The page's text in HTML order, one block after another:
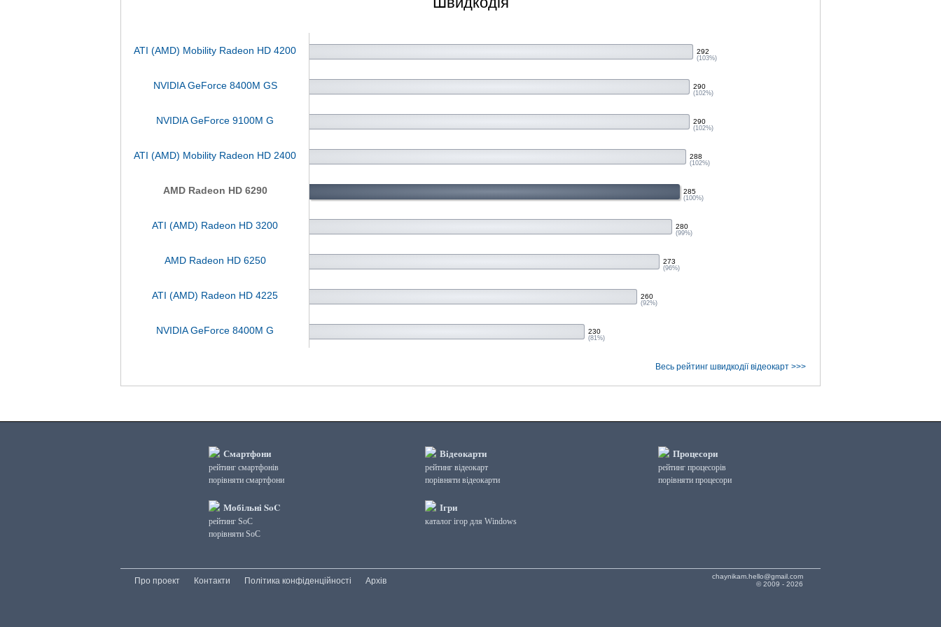
ATI (AMD) Mobility Radeon HD 4200 292
(103%)
NVIDIA GeForce 8400M GS 290
(102%)
NVIDIA GeForce 9100M G 290
(102%)
ATI (AMD) Mobility Radeon HD 2400 288
(102%)
AMD Radeon HD 6290 285
(100%)
ATI (AMD) Radeon HD 3200 280
(99%)
AMD Radeon HD 6250 273
(96%)
ATI (AMD) Radeon HD 4225 260
(92%)
NVIDIA GeForce 8400M G 230
(81%)
Весь рейтинг швидкодії відеокарт >>>
Смартфони
рейтинг смартфонів
порівняти смартфони
Мобільні SoC
рейтинг SoC
порівняти SoC
Відеокарти
рейтинг відеокарт
порівняти відеокарти
Ігри
каталог ігор для Windows
Процесори
рейтинг процесорів
порівняти процесори
chaynikam.hello@gmail.com
© 2009 - 2026
Про проект Контакти Політика конфіденційності Архів